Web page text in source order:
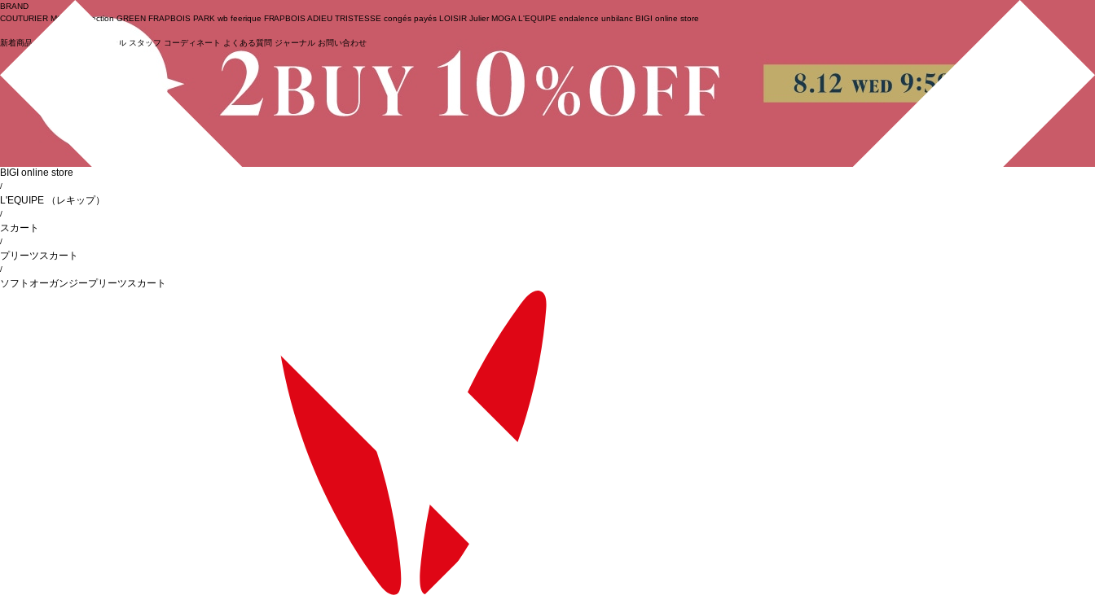
ログイン
BRAND
COUTURIER MOGA Collection GREEN FRAPBOIS PARK wb feerique FRAPBOIS ADIEU TRISTESSE congés payés LOISIR Julier MOGA L'EQUIPE endalence unbilanc BIGI online store
新着商品 (ライブ) セール スタッフ コーディネート よくある質問 ジャーナル お問い合わせ
BIGI online store
/
L'EQUIPE （レキップ）
/
スカート
/
プリーツスカート
/
ソフトオーガンジープリーツスカート